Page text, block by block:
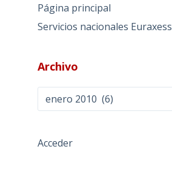
Página principal
Servicios nacionales Euraxess
Archivo
Acceder